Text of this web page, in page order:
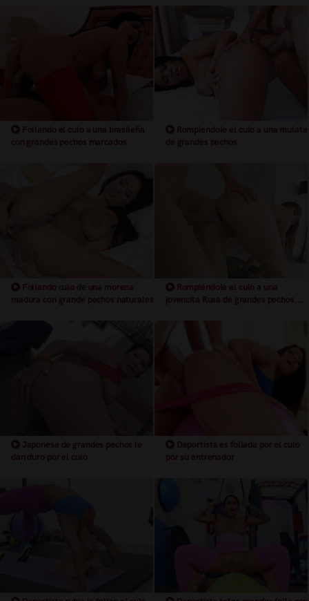
Follando el culo a una brasileña
con grandes pechos marcados
Rompiendole el culo a una mulata
de grandes pechos
Follando culo de una morena
madura con grande pechos naturales
Rompiéndole el culo a una
jovencita Rusa de grandes pechos,
Japonesa de grandes pechos le
dan duro por el culo
Deportista es follada por el culo
por su entrenador